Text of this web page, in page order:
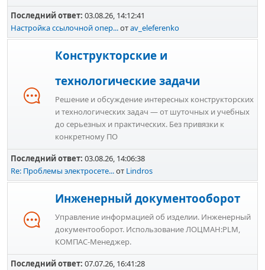
Последний ответ: 03.08.26, 14:12:41
Настройка ссылочной опер...отav_eleferenko
Конструкторские и
технологические задачи
Решение и обсуждение интересных конструкторских
и технологических задач — от шуточных и учебных
до серьезных и практических. Без привязки к
конкретному ПО
Последний ответ: 03.08.26, 14:06:38
Re: Проблемы электросете...от Lindros
Инженерный документооборот
Управление информацией об изделии. Инженерный
документооборот. Использование ЛОЦМАН:PLM,
КОМПАС-Менеджер.
Последний ответ: 07.07.26, 16:41:28